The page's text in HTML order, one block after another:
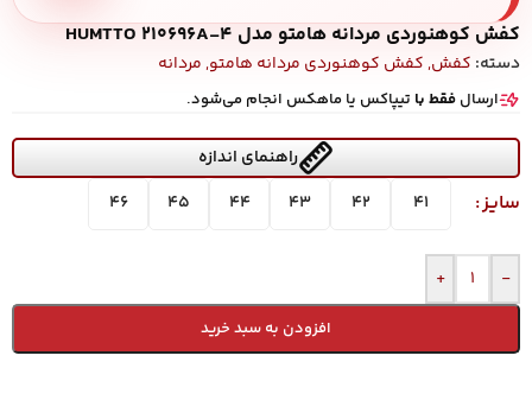
کفش کوهنوردی مردانه هامتو مدل HUMTTO 210696A-4
دسته: کفش,کفش کوهنوردی مردانه هامتو,مردانه
ارسال فقط با تیپاکس یا ماهکس انجام می‌شود.
راهنمای اندازه
سایز 41
42
43
44
45
46
-
+
افزودن به سبد خرید